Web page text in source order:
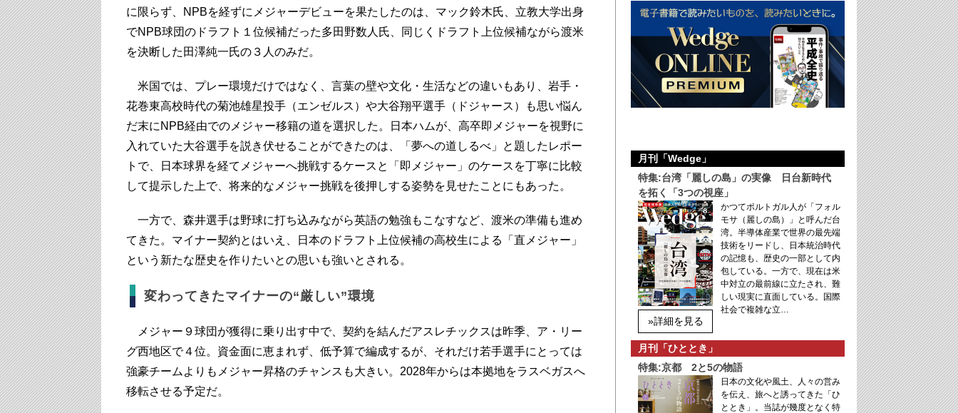
に限らず、NPBを経ずにメジャーデビューを果たしたのは、マック鈴木氏、立教大学出身
でNPB球団のドラフト１位候補だった多田野数人氏、同じくドラフト上位候補ながら渡米
を決断した田澤純一氏の３人のみだ。
米国では、プレー環境だけではなく、言葉の壁や文化・生活などの違いもあり、岩手・
花巻東高校時代の菊池雄星投手（エンゼルス）や大谷翔平選手（ドジャース）も思い悩ん
だ末にNPB経由でのメジャー移籍の道を選択した。日本ハムが、高卒即メジャーを視野に
入れていた大谷選手を説き伏せることができたのは、「夢への道しるべ」と題したレポー
トで、日本球界を経てメジャーへ挑戦するケースと「即メジャー」のケースを丁寧に比較
して提示した上で、将来的なメジャー挑戦を後押しする姿勢を見せたことにもあった。
一方で、森井選手は野球に打ち込みながら英語の勉強もこなすなど、渡米の準備も進め
てきた。マイナー契約とはいえ、日本のドラフト上位候補の高校生による「直メジャー」
という新たな歴史を作りたいとの思いも強いとされる。
変わってきたマイナーの“厳しい”環境
メジャー９球団が獲得に乗り出す中で、契約を結んだアスレチックスは昨季、ア・リー
グ西地区で４位。資金面に恵まれず、低予算で編成するが、それだけ若手選手にとっては
強豪チームよりもメジャー昇格のチャンスも大きい。2028年からは本拠地をラスベガスへ
移転させる予定だ。
月刊「Wedge」
特集:台湾「麗しの島」の実像 日台新時代
を拓く「3つの視座」
»詳細を見る
かつてポルトガル人が「フォル
モサ（麗しの島）」と呼んだ台
湾。半導体産業で世界の最先端
技術をリードし、日本統治時代
の記憶も、歴史の一部として内
包している。一方で、現在は米
中対立の最前線に立たされ、難
しい現実に直面している。国際
社会で複雑な立…
月刊「ひととき」
特集:京都 2と5の物語
日本の文化や風土、人々の営み
を伝え、旅へと誘ってきた「ひ
ととき」。当誌が幾度となく特